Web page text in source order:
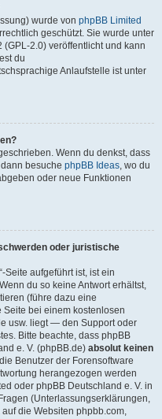
wurde von phpBB Limited
geschützt. Sie wurde unter
2.0) veröffentlicht und kann
du
Anlaufstelle ist unter
Wenn du denkst, dass
besuche phpBB Ideas, wo du
oder neue Funktionen
oder juristische
Seite aufgeführt ist, ist ein
du so keine Antwort erhältst,
(führe dazu eine
bei einem kostenlosen
usw. liegt — den Support oder
Bitte beachte, dass phpBB
e. V. (phpBB.de) absolut keinen
Benutzer der Forensoftware
herangezogen werden
oder phpBB Deutschland e. V. in
(Unterlassungserklärungen,
auf die Websiten phpbb.com,